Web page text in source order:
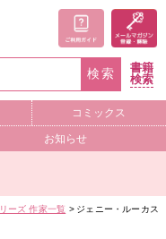
検索
書籍
検索
コミックス
お知らせ
ーズ 作家一覧 ジェニー・ルーカス